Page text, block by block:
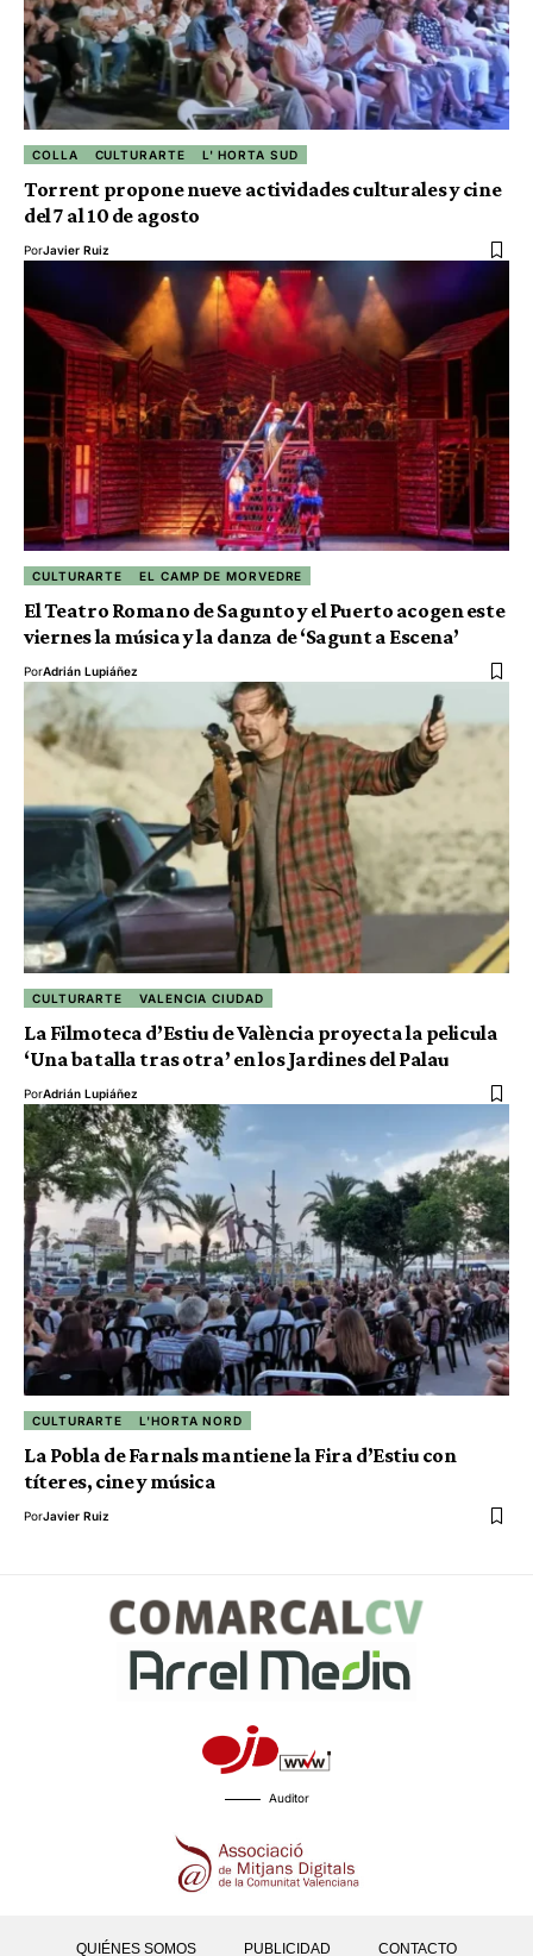
COLLA CULTURARTE L' HORTA SUD
Torrent propone nueve actividades culturales y cine
del 7 al 10 de agosto
PorJavier Ruiz
CULTURARTE EL CAMP DE MORVEDRE
El Teatro Romano de Sagunto y el Puerto acogen este
viernes la música y la danza de ‘Sagunt a Escena’
PorAdrián Lupiáñez
CULTURARTE VALENCIA CIUDAD
La Filmoteca d’Estiu de València proyecta la pelicula
‘Una batalla tras otra’ en los Jardines del Palau
PorAdrián Lupiáñez
CULTURARTE L'HORTA NORD
La Pobla de Farnals mantiene la Fira d’Estiu con
títeres, cine y música
PorJavier Ruiz
Auditor
QUIÉNES SOMOS PUBLICIDAD CONTACTO